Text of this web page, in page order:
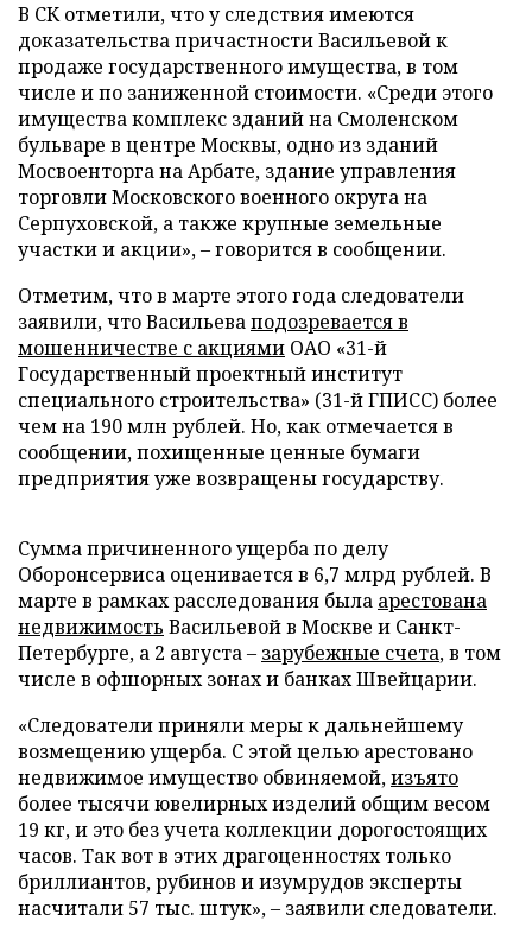
В СК отметили, что у следствия имеются
доказательства причастности Васильевой к
продаже государственного имущества, в том
числе и по заниженной стоимости. «Среди этого
имущества комплекс зданий на Смоленском
бульваре в центре Москвы, одно из зданий
Мосвоенторга на Арбате, здание управления
торговли Московского военного округа на
Серпуховской, а также крупные земельные
участки и акции», – говорится в сообщении.
Отметим, что в марте этого года следователи
заявили, что Васильеваподозревается в
мошенничестве с акциями ОАО «31-й
Государственный проектный институт
специального строительства» (31-й ГПИСС) более
чем на 190 млн рублей. Но, как отмечается в
сообщении, похищенные ценные бумаги
предприятия уже возвращены государству.
Сумма причиненного ущерба по делу
Оборонсервиса оценивается в 6,7 млрд рублей. В
марте в рамках расследования была арестована
недвижимость Васильевой в Москве и Санкт-
Петербурге, а 2 августа – зарубежные счета, в том
числе в офшорных зонах и банках Швейцарии.
«Следователи приняли меры к дальнейшему
возмещению ущерба. С этой целью арестовано
недвижимое имущество обвиняемой,изъято
более тысячи ювелирных изделий общим весом
19 кг, и это без учета коллекции дорогостоящих
часов. Так вот в этих драгоценностях только
бриллиантов, рубинов и изумрудов эксперты
насчитали 57 тыс. штук», – заявили следователи.